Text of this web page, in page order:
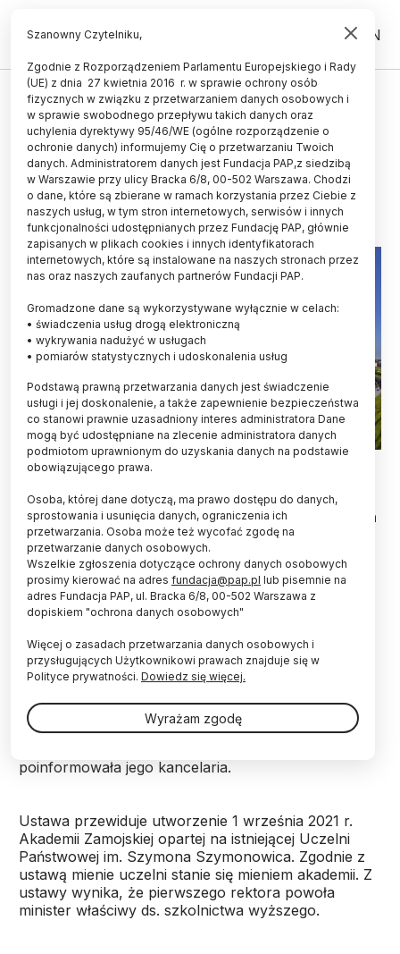
PL EN
UCZELNIE I INSTYTUCJE
Prezydent podpisał ustawę o
utworzeniu Akademii Zamojskiej
18.08.2021
aktualizacja: 18.08.2021
3 minuty czytania
Zamość , 16.05.2013. Panorama Zamościa. PAP/Jerzy Ochoński
Ustawę o utworzeniu Akademii Zamojskiej
podpisał prezydent Andrzej Duda - poinformowała
w poniedziałek kancelaria głowy państwa.
Przepisy przewidują, że uczelnia będzie oparta na
istniejącej Uczelni Państwowej im. Szymona
Szymonowica w Zamościu. Pierwszego rektora
powoła minister edukacji i nauki.
Ustawę o utworzeniu Akademii Zamojskiej
przygotowała grupa posłów PiS i Kukiz'15. Wśród jej
Przemysław Czarnek. MEiN nie zgłosiło uwag do
ustawy. W poniedziałek o podpisaniu w sobotę tej
poinformowała jego kancelaria.
Ustawa przewiduje utworzenie 1 września 2021 r.
Akademii Zamojskiej opartej na istniejącej Uczelni
Państwowej im. Szymona Szymonowica. Zgodnie z
ustawą mienie uczelni stanie się mieniem akademii. Z
ustawy wynika, że pierwszego rektora powoła
minister właściwy ds. szkolnictwa wyższego.
Szanowny Czytelniku,
Zgodnie z Rozporządzeniem Parlamentu Europejskiego i Rady
(UE) z dnia 27 kwietnia 2016 r. w sprawie ochrony osób
fizycznych w związku z przetwarzaniem danych osobowych i
w sprawie swobodnego przepływu takich danych oraz
uchylenia dyrektywy 95/46/WE (ogólne rozporządzenie o
ochronie danych) informujemy Cię o przetwarzaniu Twoich
danych. Administratorem danych jest Fundacja PAP,z siedzibą
w Warszawie przy ulicy Bracka 6/8, 00-502 Warszawa. Chodzi
o dane, które są zbierane w ramach korzystania przez Ciebie z
naszych usług, w tym stron internetowych, serwisów i innych
funkcjonalności udostępnianych przez Fundację PAP, głównie
zapisanych w plikach cookies i innych identyfikatorach
internetowych, które są instalowane na naszych stronach przez
nas oraz naszych zaufanych partnerów Fundacji PAP.
Gromadzone dane są wykorzystywane wyłącznie w celach:
• świadczenia usług drogą elektroniczną
• wykrywania nadużyć w usługach
• pomiarów statystycznych i udoskonalenia usług
Podstawą prawną przetwarzania danych jest świadczenie
usługi i jej doskonalenie, a także zapewnienie bezpieczeństwa
co stanowi prawnie uzasadniony interes administratora Dane
mogą być udostępniane na zlecenie administratora danych
podmiotom uprawnionym do uzyskania danych na podstawie
obowiązującego prawa.
Osoba, której dane dotyczą, ma prawo dostępu do danych,
sprostowania i usunięcia danych, ograniczenia ich
przetwarzania. Osoba może też wycofać zgodę na
przetwarzanie danych osobowych.
Wszelkie zgłoszenia dotyczące ochrony danych osobowych
prosimy kierować na adres fundacja@pap.pl lub pisemnie na
adres Fundacja PAP, ul. Bracka 6/8, 00-502 Warszawa z
dopiskiem "ochrona danych osobowych"
Więcej o zasadach przetwarzania danych osobowych i
przysługujących Użytkownikowi prawach znajduje się w
Polityce prywatności. Dowiedz się więcej.
Wyrażam zgodę